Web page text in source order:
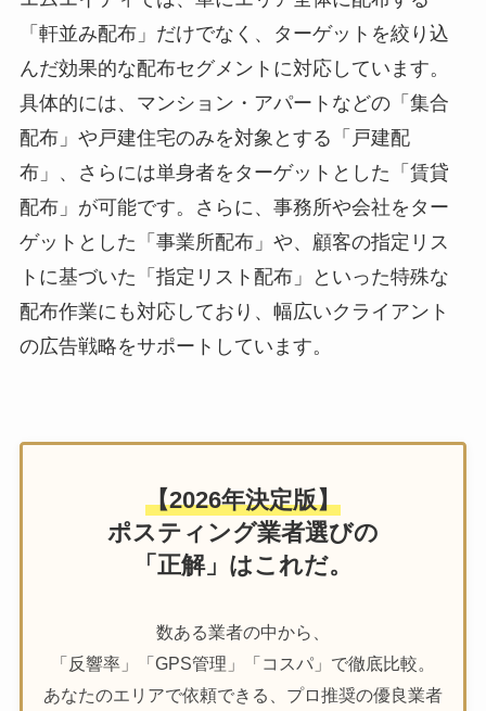
「軒並み配布」だけでなく、ターゲットを絞り込
んだ効果的な配布セグメントに対応しています。
具体的には、マンション・アパートなどの「集合
配布」や戸建住宅のみを対象とする「戸建配
布」、さらには単身者をターゲットとした「賃貸
配布」が可能です。さらに、事務所や会社をター
ゲットとした「事業所配布」や、顧客の指定リス
トに基づいた「指定リスト配布」といった特殊な
配布作業にも対応しており、幅広いクライアント
の広告戦略をサポートしています。
【2026年決定版】
ポスティング業者選びの
「正解」はこれだ。
数ある業者の中から、
「反響率」「GPS管理」「コスパ」で徹底比較。
あなたのエリアで依頼できる、プロ推奨の優良業者